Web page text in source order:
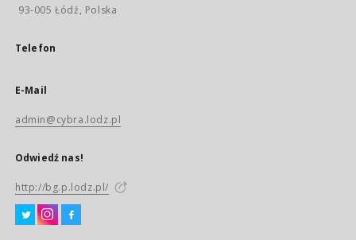
93-005 Łódź, Polska
Telefon
E-Mail
admin@cybra.lodz.pl
Odwiedź nas!
http://bg.p.lodz.pl/